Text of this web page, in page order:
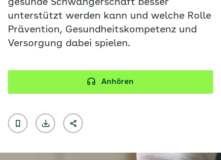
gesunde Schwangerschaft besser
unterstützt werden kann und welche Rolle
Prävention, Gesundheitskompetenz und
Versorgung dabei spielen.
Anhören